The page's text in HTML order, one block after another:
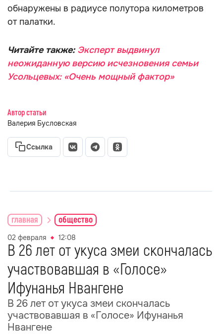
обнаружены в радиусе полутора километров
от палатки.
Читайте также: Эксперт выдвинул
неожиданную версию исчезновения семьи
Усольцевых: «Очень мощный фактор»
Автор статьи
Валерия Бусловская
Ссылка
главная общество
02 февраля 12:08
В 26 лет от укуса змеи скончалась
участвовавшая в «Голосе»
Ифунанья Нвангене
В 26 лет от укуса змеи скончалась
участвовавшая в «Голосе» Ифунанья
Нвангене